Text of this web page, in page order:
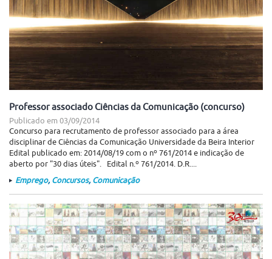
Professor associado Ciências da Comunicação (concurso)
Publicado em 03/09/2014
Concurso para recrutamento de professor associado para a área
disciplinar de Ciências da Comunicação Universidade da Beira Interior
Edital publicado em: 2014/08/19 com o nº 761/2014 e indicação de
aberto por "30 dias úteis". Edital n.º 761/2014. D.R....
Emprego, Concursos, Comunicação